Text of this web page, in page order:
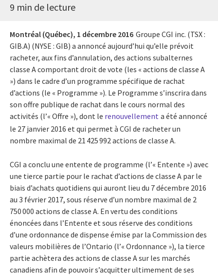
9 min de lecture
Montréal (Québec), 1 décembre 2016 Groupe CGI inc. (TSX :
GIB.A) (NYSE : GIB) a annoncé aujourd’hui qu’elle prévoit
racheter, aux fins d’annulation, des actions subalternes
classe A comportant droit de vote (les « actions de classe A
») dans le cadre d’un programme spécifique de rachat
d’actions (le « Programme »). Le Programme s’inscrira dans
son offre publique de rachat dans le cours normal des
activités (l’« Offre »), dont le renouvellement a été annoncé
le 27 janvier 2016 et qui permet à CGI de racheter un
nombre maximal de 21 425 992 actions de classe A.
CGI a conclu une entente de programme (l’« Entente ») avec
une tierce partie pour le rachat d’actions de classe A par le
biais d’achats quotidiens qui auront lieu du 7 décembre 2016
au 3 février 2017, sous réserve d’un nombre maximal de 2
750 000 actions de classe A. En vertu des conditions
énoncées dans l’Entente et sous réserve des conditions
d’une ordonnance de dispense émise par la Commission des
valeurs mobilières de l’Ontario (l’« Ordonnance »), la tierce
partie achètera des actions de classe A sur les marchés
canadiens afin de pouvoir s’acquitter ultimement de ses